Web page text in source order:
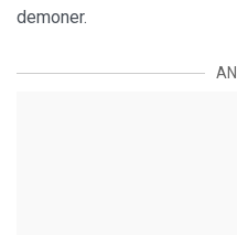
demoner.